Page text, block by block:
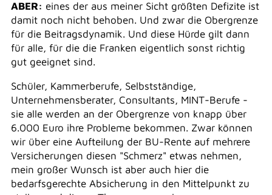
ABER: eines der aus meiner Sicht größten Defizite ist
damit noch nicht behoben. Und zwar die Obergrenze
für die Beitragsdynamik. Und diese Hürde gilt dann
für alle, für die die Franken eigentlich sonst richtig
gut geeignet sind.
Schüler, Kammerberufe, Selbstständige,
Unternehmensberater, Consultants, MINT-Berufe -
sie alle werden an der Obergrenze von knapp über
6.000 Euro ihre Probleme bekommen. Zwar können
wir über eine Aufteilung der BU-Rente auf mehrere
Versicherungen diesen "Schmerz" etwas nehmen,
mein großer Wunsch ist aber auch hier die
bedarfsgerechte Absicherung in den Mittelpunkt zu